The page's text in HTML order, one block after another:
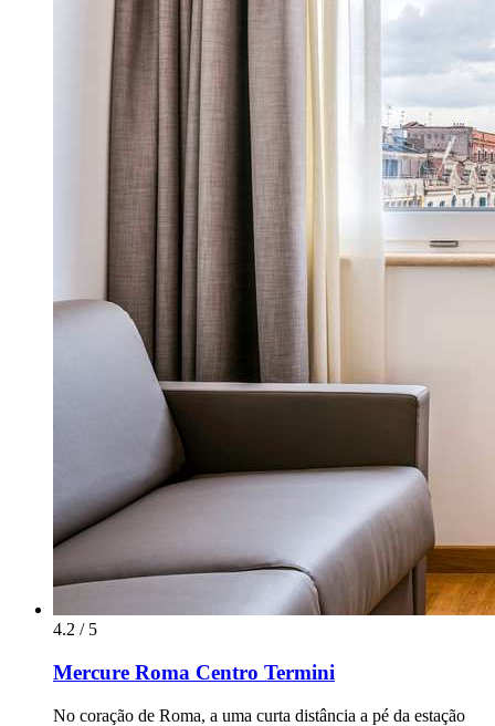
4.2 / 5
Mercure Roma Centro Termini
No coração de Roma, a uma curta distância a pé da estação